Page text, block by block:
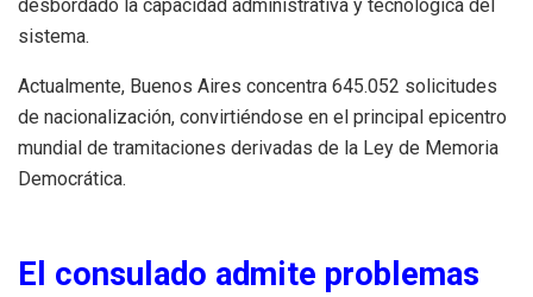
desbordado la capacidad administrativa y tecnológica del
sistema.
Actualmente, Buenos Aires concentra 645.052 solicitudes
de nacionalización, convirtiéndose en el principal epicentro
mundial de tramitaciones derivadas de la Ley de Memoria
Democrática.
El consulado admite problemas